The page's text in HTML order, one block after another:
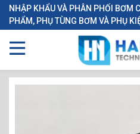
NHẬP KHẨU VÀ PHÂN PHỐI BƠM
PHẨM, PHỤ TÙNG BƠM VÀ PHỤ